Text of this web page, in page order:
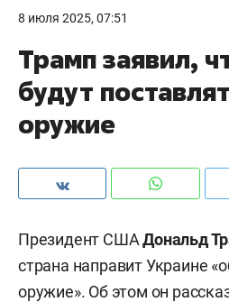
8 июля 2025, 07:51
Трамп заявил,
будут
оружие
Президент СШАДональд
страна направит Украине
оружие». Об этом он